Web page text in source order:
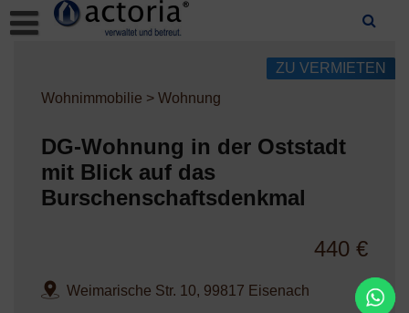
Skip
to
Wohnimmobilie > Wohnung
ZU VERMIETEN
DG-Wohnung in der Oststadt
mit Blick auf das
Burschenschaftsdenkmal
Weimarische Str. 10, 99817 Eisenach
440 €